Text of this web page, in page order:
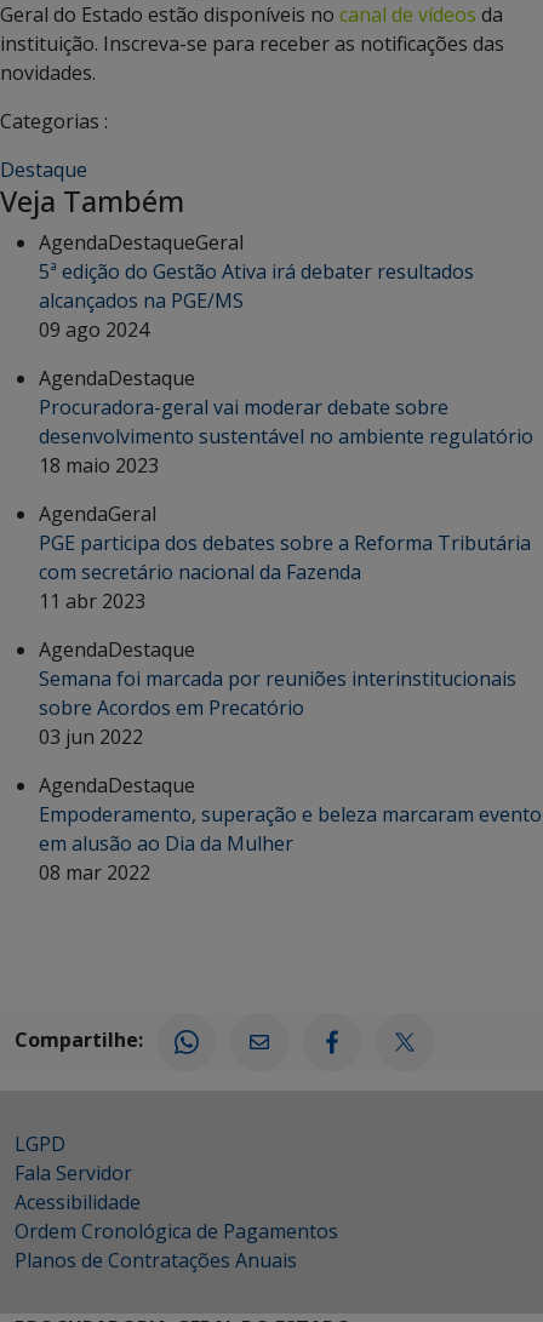
Geral do Estado estão disponíveis no canal de vídeos da
instituição. Inscreva-se para receber as notificações das
novidades.
Categorias :
Destaque
Veja Também
AgendaDestaqueGeral
5ª edição do Gestão Ativa irá debater resultados
alcançados na PGE/MS
09 ago 2024
AgendaDestaque
Procuradora-geral vai moderar debate sobre
desenvolvimento sustentável no ambiente regulatório
18 maio 2023
AgendaGeral
PGE participa dos debates sobre a Reforma Tributária
com secretário nacional da Fazenda
11 abr 2023
AgendaDestaque
Semana foi marcada por reuniões interinstitucionais
sobre Acordos em Precatório
03 jun 2022
AgendaDestaque
Empoderamento, superação e beleza marcaram evento
em alusão ao Dia da Mulher
08 mar 2022
Compartilhe:
LGPD
Fala Servidor
Acessibilidade
Ordem Cronológica de Pagamentos
Planos de Contratações Anuais